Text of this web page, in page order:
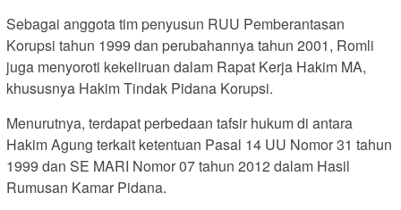
Sebagai anggota tim penyusun RUU Pemberantasan
Korupsi tahun 1999 dan perubahannya tahun 2001, Romli
juga menyoroti kekeliruan dalam Rapat Kerja Hakim MA,
khususnya Hakim Tindak Pidana Korupsi.
Menurutnya, terdapat perbedaan tafsir hukum di antara
Hakim Agung terkait ketentuan Pasal 14 UU Nomor 31 tahun
1999 dan SE MARI Nomor 07 tahun 2012 dalam Hasil
Rumusan Kamar Pidana.